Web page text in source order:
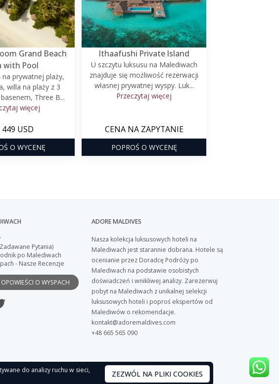
Grand Beach
with Pool
na prywatnej plaży,
willa na plaży z 3
Three B...
więcej
449 USD
O WYCENĘ
Ithaafushi Private Island
U szczytu luksusu na Malediwach
znajduje się możliwość rezerwacji
własnej prywatnej wyspy. Luk...
Przeczytaj więcej
CENA NA ZAPYTANIE
POPROŚ O WYCENĘ
Pytania)
po Malediwach
- Nasze Recenzje
O WYSPACH
ADORE MALDIVES
Nasza kolekcja luksusowych hoteli na
Malediwach jest starannie dobrana. Hotele są
ocenianie przez Doradcę Podróży po
Malediwach na podstawie osobistych
doświadczeń i wnikliwej analizy. Zarezerwuj
pobyt na Malediwach z unikalnej selekcji
luksusowych hoteli i poproś ekspertów od
Malediwów o rekomendacje.
kontakt@adoremaldives.com
+48 665 565 090
do analizy ruchu w sieci,
ZEZWÓL NA PLIKI COOKIES